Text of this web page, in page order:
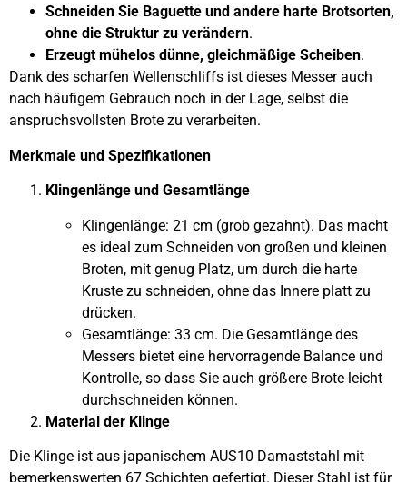
Schneiden Sie Baguette und andere harte Brotsorten,
ohne die Struktur zu verändern.
Erzeugt mühelos dünne, gleichmäßige Scheiben.
Dank des scharfen Wellenschliffs ist dieses Messer auch
nach häufigem Gebrauch noch in der Lage, selbst die
anspruchsvollsten Brote zu verarbeiten.
Merkmale und Spezifikationen
Klingenlänge und Gesamtlänge
Klingenlänge: 21 cm (grob gezahnt). Das macht
es ideal zum Schneiden von großen und kleinen
Broten, mit genug Platz, um durch die harte
Kruste zu schneiden, ohne das Innere platt zu
drücken.
Gesamtlänge: 33 cm. Die Gesamtlänge des
Messers bietet eine hervorragende Balance und
Kontrolle, so dass Sie auch größere Brote leicht
durchschneiden können.
Material der Klinge
Die Klinge ist aus japanischem AUS10 Damaststahl mit
bemerkenswerten 67 Schichten gefertigt. Dieser Stahl ist für